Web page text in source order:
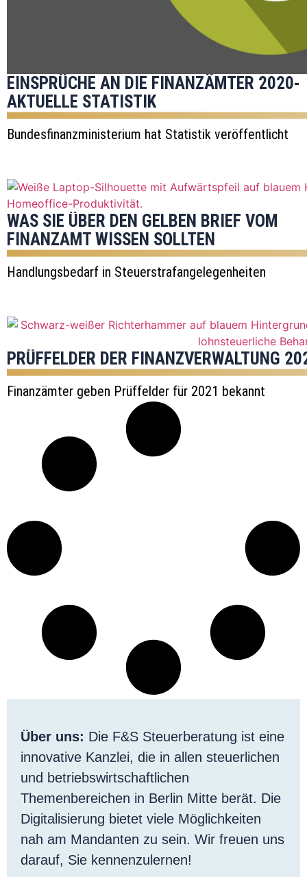
EINSPRÜCHE AN DIE FINANZÄMTER 2020-
AKTUELLE STATISTIK
Bundesfinanzministerium hat Statistik veröffentlicht
WAS SIE ÜBER DEN GELBEN BRIEF VOM
FINANZAMT WISSEN SOLLTEN
Handlungsbedarf in Steuerstrafangelegenheiten
PRÜFFELDER DER FINANZVERWALTUNG
Finanzämter geben Prüffelder für 2021 bekannt
Über uns: Die F&S Steuerberatung ist eine
innovative Kanzlei, die in allen steuerlichen
und betriebswirtschaftlichen
Themenbereichen in Berlin Mitte berät. Die
Digitalisierung bietet viele Möglichkeiten
nah am Mandanten zu sein. Wir freuen uns
darauf, Sie kennenzulernen!